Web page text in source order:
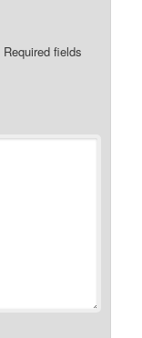
Required fields